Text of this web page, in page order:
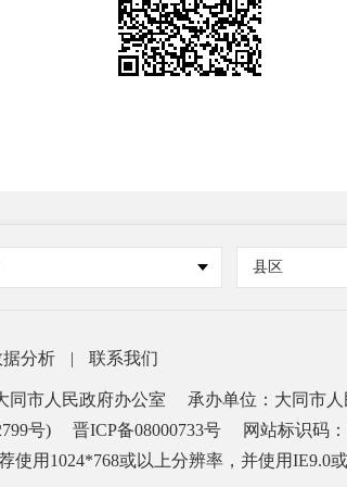
县区
分析 | 联系我们
同市人民政府办公室
承办单位：大同市
号)
晋ICP备08000733号
网站标识码
使用1024*768或以上分辨率，并使用IE9.0